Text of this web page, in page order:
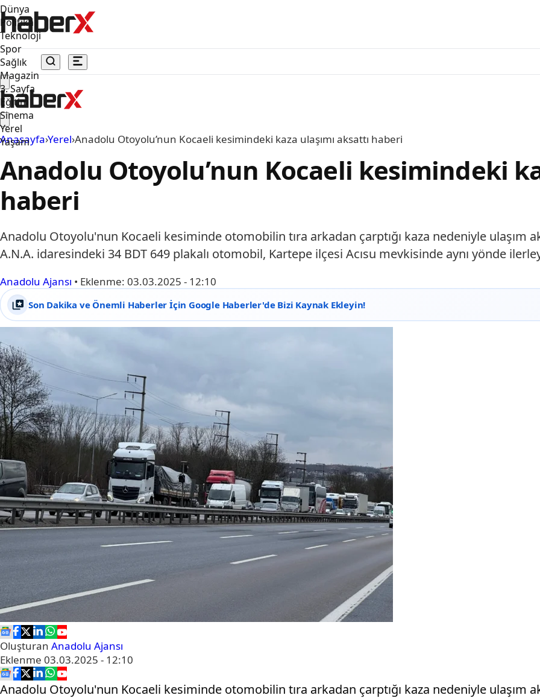
Dünya
Politika
Teknoloji
Spor
Sağlık
Magazin
3. Sayfa
Eğitim
Sinema
Yerel
Yaşam
Anasayfa›Yerel›Anadolu Otoyolu’nun Kocaeli kesimindeki kaza ulaşımı aksattı haberi
Anadolu Otoyolu’nun Kocaeli kesimindeki
haberi
Anadolu Otoyolu'nun Kocaeli kesiminde otomobilin tıra arkadan çarptığı kaza nedeniyle ulaşım
A.N.A. idaresindeki 34 BDT 649 plakalı otomobil, Kartepe ilçesi Acısu mevkisinde aynı yönde
Anadolu Ajansı • Eklenme: 03.03.2025 - 12:10
Son Dakika ve Önemli Haberler İçin Google Haberler'de Bizi Kaynak Ekleyin!
Oluşturan Anadolu Ajansı
Eklenme 03.03.2025 - 12:10
Anadolu Otoyolu'nun Kocaeli kesiminde otomobilin tıra arkadan çarptığı kaza nedeniyle ulaşım